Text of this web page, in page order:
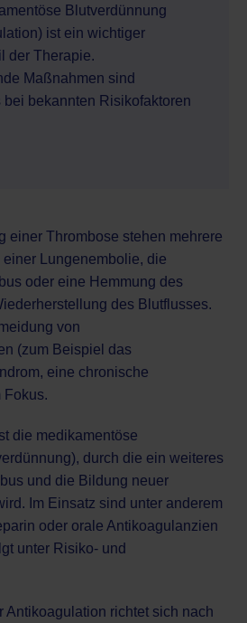
Blutverdünnung
ist ein wichtiger
der Therapie.
Maßnahmen sind
bei bekannten Risikofaktoren
einer Thrombose stehen mehrere
Lungenembolie, die
oder eine Hemmung des
des Blutflusses.
von
(zum Beispiel das
eine chronische
Fokus.
die medikamentöse
durch die ein weiteres
und die Bildung neuer
Im Einsatz sind unter anderem
oder orale Antikoagulanzien
unter Risiko- und
Antikoagulation richtet sich nach